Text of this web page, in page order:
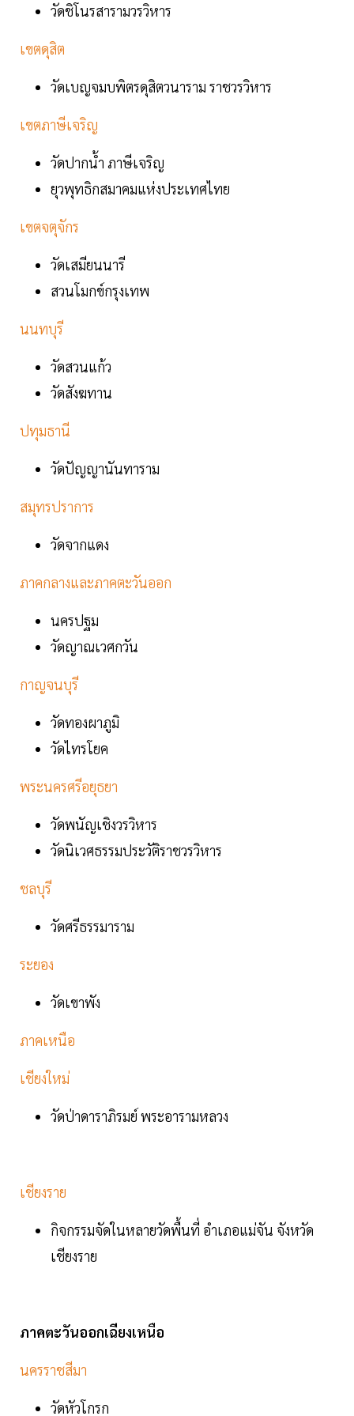
วัดชิโนรสารามวรวิหาร
เขตดุสิต
วัดเบญจมบพิตรดุสิตวนาราม ราชวรวิหาร
เขตภาษีเจริญ
วัดปากน้ำ ภาษีเจริญ
ยุวพุทธิกสมาคมแห่งประเทศไทย
เขตจตุจักร
วัดเสมียนนารี
สวนโมกข์กรุงเทพ
นนทบุรี
วัดสวนแก้ว
วัดสังฆทาน
ปทุมธานี
วัดปัญญานันทาราม
สมุทรปราการ
วัดจากแดง
ภาคกลางและภาคตะวันออก
นครปฐม
วัดญาณเวศกวัน
กาญจนบุรี
วัดทองผาภูมิ
วัดไทรโยค
พระนครศรีอยุธยา
วัดพนัญเชิงวรวิหาร
วัดนิเวศธรรมประวัติราชวรวิหาร
ชลบุรี
วัดศรีธรรมาราม
ระยอง
วัดเขาพัง
ภาคเหนือ
เชียงใหม่
วัดป่าดาราภิรมย์ พระอารามหลวง
เชียงราย
กิจกรรมจัดในหลายวัดพื้นที่ อำเภอแม่จัน จังหวัด
เชียงราย
ภาคตะวันออกเฉียงเหนือ
นครราชสีมา
วัดหัวโกรก